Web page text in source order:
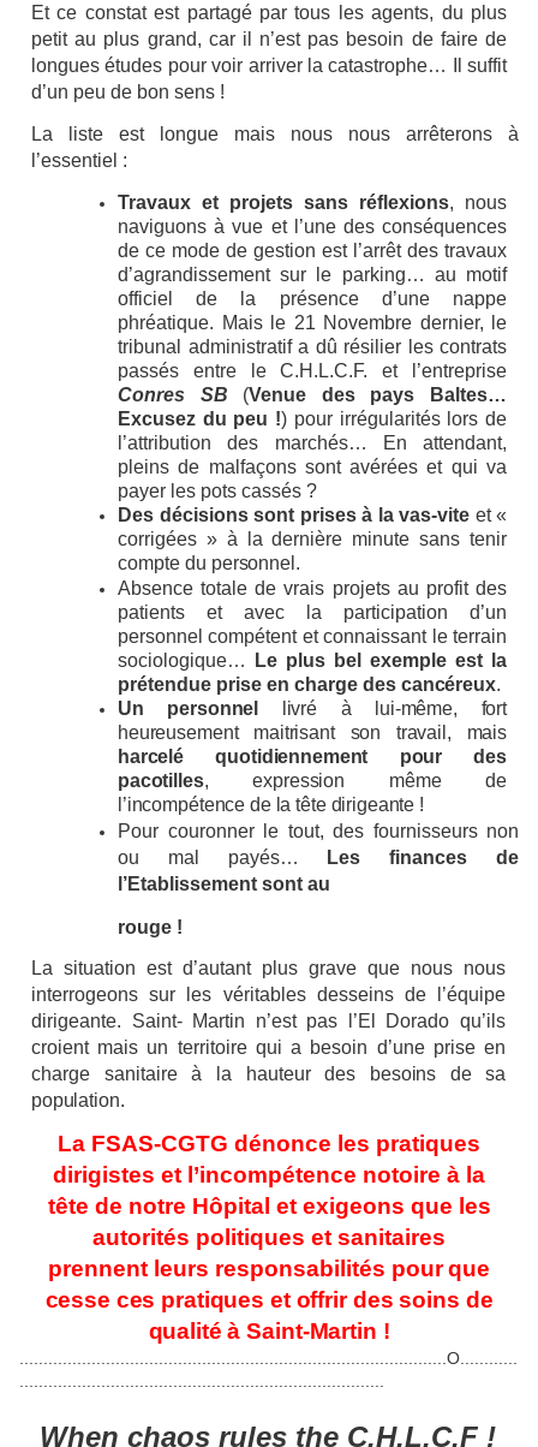
Et ce constat est partagé par tous les agents, du plus
petit au plus grand, car il n’est pas besoin de faire de
longues études pour voir arriver la catastrophe… Il suffit
d’un peu de bon sens !
La liste est longue mais nous nous arrêterons à
l’essentiel :
Travaux et projets sans réflexions, nous
naviguons à vue et l’une des conséquences
de ce mode de gestion est l’arrêt des travaux
d’agrandissement sur le parking… au motif
officiel de la présence d’une nappe
phréatique. Mais le 21 Novembre dernier, le
tribunal administratif a dû résilier les contrats
passés entre le C.H.L.C.F. et l’entreprise
Conres SB (Venue des pays Baltes…
Excusez du peu !) pour irrégularités lors de
l’attribution des marchés… En attendant,
pleins de malfaçons sont avérées et qui va
payer les pots cassés ?
Des décisions sont prises à la vas-vite et «
corrigées » à la dernière minute sans tenir
compte du personnel.
Absence totale de vrais projets au profit des
patients et avec la participation d’un
personnel compétent etconnaissant le terrain
sociologique…
Le plus bel exemple est la
prétendue prise en charge des cancéreux.
Un personnel
livré à lui-même, fort
heureusement maitrisant son travail, mais
harcelé quotidiennement pour des
pacotilles, expression même de
l’incompétence de la tête dirigeante !
Pour couronner le tout, des fournisseurs non
ou
mal payés… Les finances de
l’Etablissement sont au
rouge !
La situation est d’autant plus grave que nous nous
interrogeons sur les véritables desseins de l’équipe
dirigeante. Saint- Martin n’est pas l’El Dorado qu’ils
croient mais un territoire qui a besoin d’une prise en
charge sanitaire à la hauteur des
besoins de
sa
population.
La FSAS-CGTG dénonce les pratiques
dirigistes et l’incompétence notoire à la
tête de notre Hôpital et exigeons que les
autorités politiques et sanitaires
prennent leurs responsabilités pour que
cesse ces pratiques et offrir des soins de
qualité à Saint-Martin !
.........................................................................................O............
When chaos rules the C.H.L.C.F !